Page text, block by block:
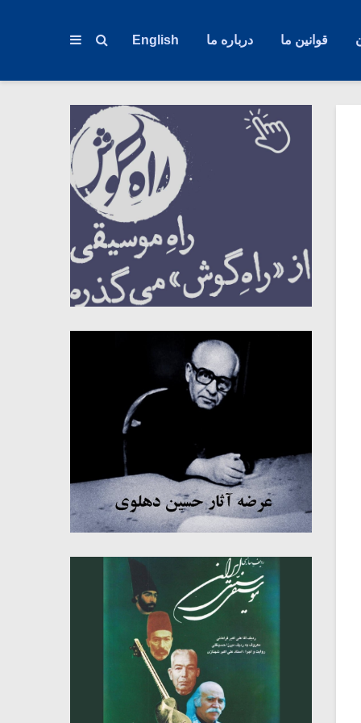
قوانین ما درباره ما English
میکلوش روژا